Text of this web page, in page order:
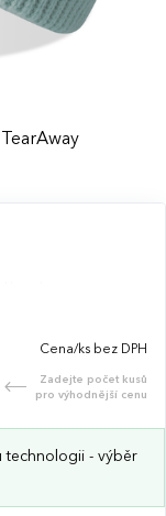
Cena/ks bez DPH
Zadejte počet kusů
pro výhodnější cenu
technologii - výběr